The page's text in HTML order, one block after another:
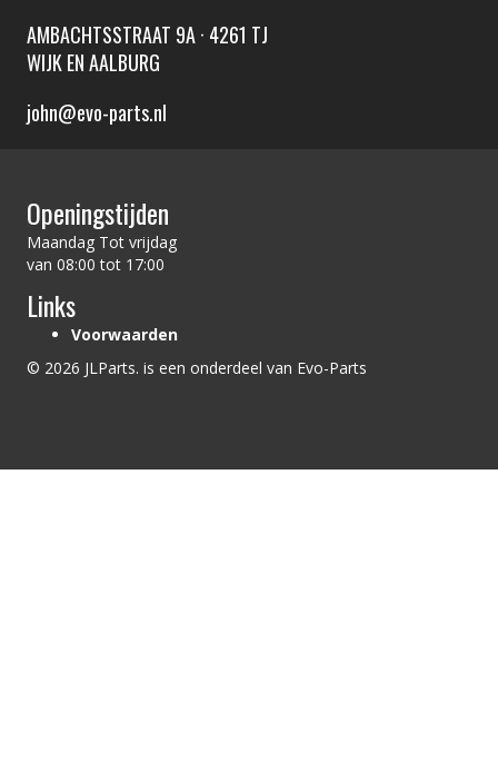
AMBACHTSSTRAAT 9A · 4261 TJ
WIJK EN AALBURG
john@evo-parts.nl
Openingstijden
Maandag Tot vrijdag
van 08:00 tot 17:00
Links
Voorwaarden
© 2026 JLParts. is een onderdeel van Evo-Parts